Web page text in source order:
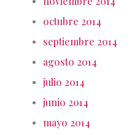
octubre 2014
septiembre 2014
agosto 2014
julio 2014
junio 2014
mayo 2014